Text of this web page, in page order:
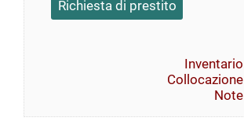
Richiesta di prestito
Inventario
Collocazione
Note